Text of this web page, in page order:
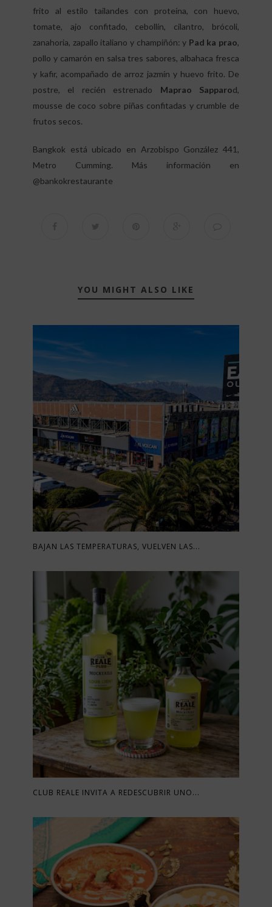
frito al estilo tailandes con proteína, con huevo,
tomate, ajo confitado, cebollín, cilantro, brócoli,
zanahoria, zapallo italiano y champiñón: y Pad ka prao,
pollo y camarón en salsa tres sabores, albahaca fresca
y kafir, acompañado de arroz jazmín y huevo frito. De
postre, el recién estrenado Maprao Sapparod,
mousse de coco sobre piñas confitadas y crumble de
frutos secos.
Bangkok está ubicado en Arzobispo González 441,
Metro Cumming. Más información en
@bankokrestaurante
YOU MIGHT ALSO LIKE
BAJAN LAS TEMPERATURAS, VUELVEN LAS...
CLUB REALE INVITA A REDESCUBRIR UNO...